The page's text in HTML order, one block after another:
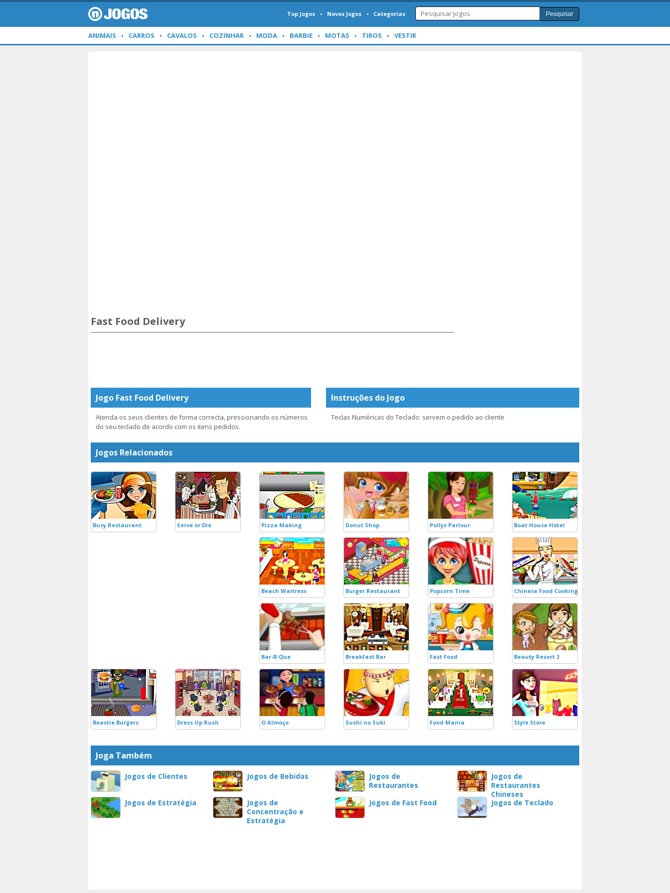
Top Jogos Novos Jogos Categorias Pesquisar
ANIMAIS CARROS CAVALOS COZINHAR MODA BARBIE MOTAS TIROS VESTIR
Fast Food Delivery
Jogo Fast Food Delivery
Atenda os seus clientes de forma correcta, pressionando os números
do seu teclado de acordo com os itens pedidos.
Instruções do Jogo
Teclas Numéricas do Teclado: servem o pedido ao cliente
Jogos Relacionados
Busy Restaurant Serve or Die Pizza Making Donut Shop Pollys Parlour Boat House Hotel
Beach Waitress Burger Restaurant Popcorn Time Chinese Food Cooking
Bar-B-Que Breakfast Bar Fast Food Beauty Resort 2
Beastie Burgers Dress Up Rush O Almoço Sushi no Suki Food Mania Style Store
Joga Também
Jogos de Clientes Jogos de Bebidas
Jogos de
Restaurantes
Jogos de
Restaurantes
Chineses
Jogos de Estratégia
Jogos de
Concentração e
Estratégia
Jogos de Fast Food Jogos de Teclado